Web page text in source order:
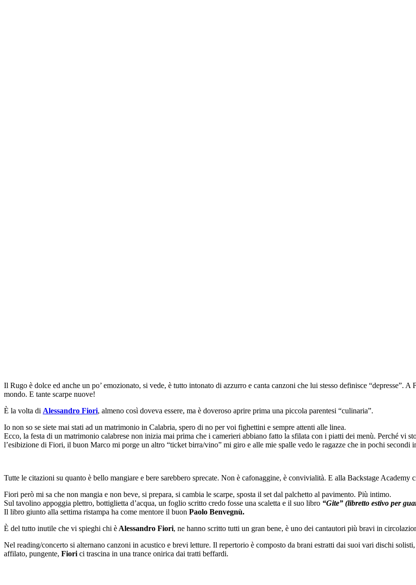
Il Rugo è dolce ed anche un po’ emozionato, si vede, è tutto intonato di azzurro e canta canzoni che lui stesso definisce “depresse”.
mondo. E tante scarpe nuove!
È la volta di Alessandro Fiori, almeno così doveva essere, ma è doveroso aprire prima una piccola parentesi “culinaria”.
Io non so se siete mai stati ad un matrimonio in Calabria, spero di no per voi fighettini e sempre attenti alle linea.
Ecco, la festa di un matrimonio calabrese non inizia mai prima che i camerieri abbiano fatto la sfilata con i piatti dei menù. Perché vi
l’esibizione di Fiori, il buon Marco mi porge un altro “ticket birra/vino” mi giro e alle mie spalle vedo le ragazze che in pochi
Tutte le citazioni su quanto è bello mangiare e bere sarebbero sprecate. Non è cafonaggine, è convivialità. E alla Backstage Academy
Fiori però mi sa che non mangia e non beve, si prepara, si cambia le scarpe, sposta il set dal palchetto al pavimento. Più intimo.
Sul tavolino appoggia plettro, bottiglietta d’acqua, un foglio scritto credo fosse una scaletta e il suo libro “Gite” (libretto estivo per
Il libro giunto alla settima ristampa ha come mentore il buon Paolo Benvegnù.
È del tutto inutile che vi spieghi chi è Alessandro Fiori, ne hanno scritto tutti un gran bene, è uno dei cantautori più bravi in
Nel reading/concerto si alternano canzoni in acustico e brevi letture. Il repertorio è composto da brani estratti dai suoi vari dischi
affilato, pungente, Fiori ci trascina in una trance onirica dai tratti beffardi.